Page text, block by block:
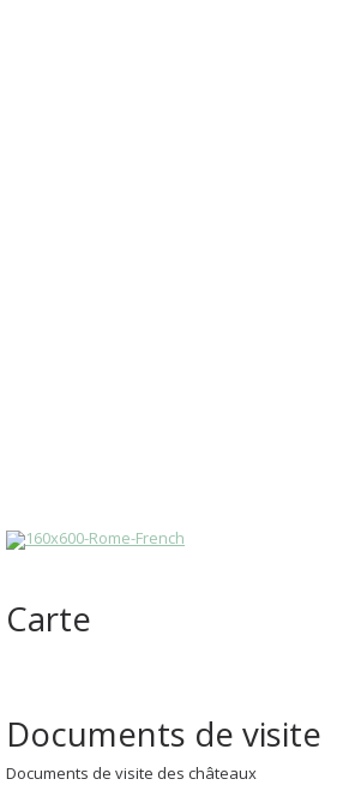
Carte
Documents de visite
Documents de visite des châteaux